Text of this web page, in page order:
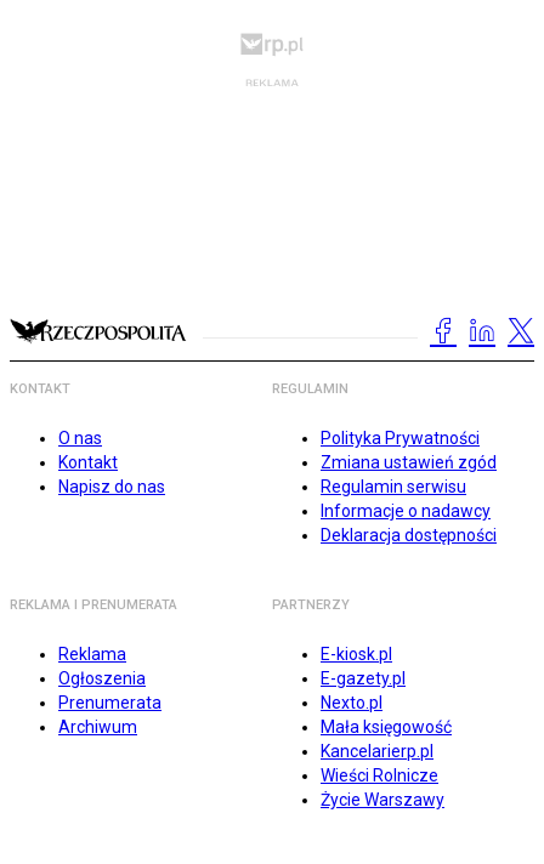
KONTAKT
O nas
Kontakt
Napisz do nas
REGULAMIN
Polityka Prywatności
Zmiana ustawień zgód
Regulamin serwisu
Informacje o nadawcy
Deklaracja dostępności
REKLAMA I PRENUMERATA
Reklama
Ogłoszenia
Prenumerata
Archiwum
PARTNERZY
E-kiosk.pl
E-gazety.pl
Nexto.pl
Mała księgowość
Kancelarierp.pl
Wieści Rolnicze
Życie Warszawy